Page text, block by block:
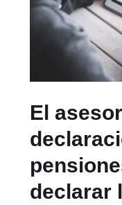
El
declarar